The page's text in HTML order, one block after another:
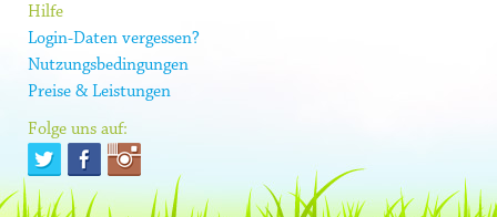
Hilfe
Login-Daten vergessen?
Nutzungsbedingungen
Preise & Leistungen
Folge uns auf: